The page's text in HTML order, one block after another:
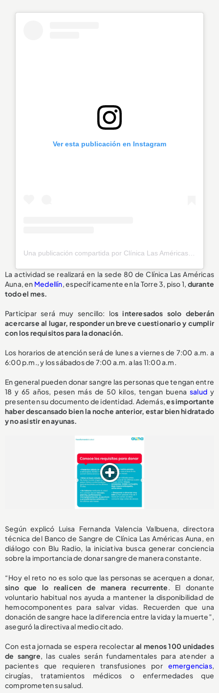
Ver esta publicación en Instagram
La actividad se realizará en la sede 80 de Clínica Las Américas
Auna, en Medellín, específicamente en la Torre 3, piso 1, durante
todo el mes.
Participar será muy sencillo: los interesados solo deberán
acercarse al lugar, responder un breve cuestionario y cumplir
con los requisitos para la donación.
Los horarios de atención será de lunes a viernes de 7:00 a.m. a
6:00 p.m., y los sábados de 7:00 a.m. a las 11:00 a.m.
En general pueden donar sangre las personas que tengan entre
18 y 65 años, pesen más de 50 kilos, tengan buena salud y
presenten su documento de identidad. Además,es importante
haber descansado bien la noche anterior, estar bien hidratado
y no asistir en ayunas.
Según explicó Luisa Fernanda Valencia Valbuena, directora
técnica del Banco de Sangre de Clínica Las Américas Auna, en
diálogo con Blu Radio, la iniciativa busca generar conciencia
sobre la importancia de donar sangre de manera constante.
“Hoy el reto no es solo que las personas se acerquen a donar,
sino que lo realicen de manera recurrente. El donante
voluntario habitual nos ayuda a mantener la disponibilidad de
hemocomponentes para salvar vidas. Recuerden que una
donación de sangre hace la diferencia entre la vida y la muerte”,
aseguró la directiva al medio citado.
Con esta jornada se espera recolectar al menos 100 unidades
de sangre, las cuales serán fundamentales para atender a
pacientes que requieren transfusiones por emergencias,
cirugías, tratamientos médicos o enfermedades que
comprometen su salud.